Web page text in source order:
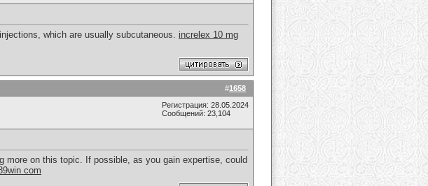
which are usually subcutaneous. increlex 10 mg
#1658
Регистрация: 28.05.2024
Сообщений: 23,104
on this topic. If possible, as you gain expertise, could
com